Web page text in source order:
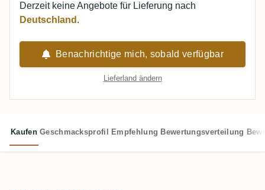
Derzeit keine Angebote für Lieferung nach
Deutschland .
Benachrichtige mich, sobald verfügbar
Lieferland ändern
Kaufen Geschmacksprofil Empfehlung Bewertungsverteilung